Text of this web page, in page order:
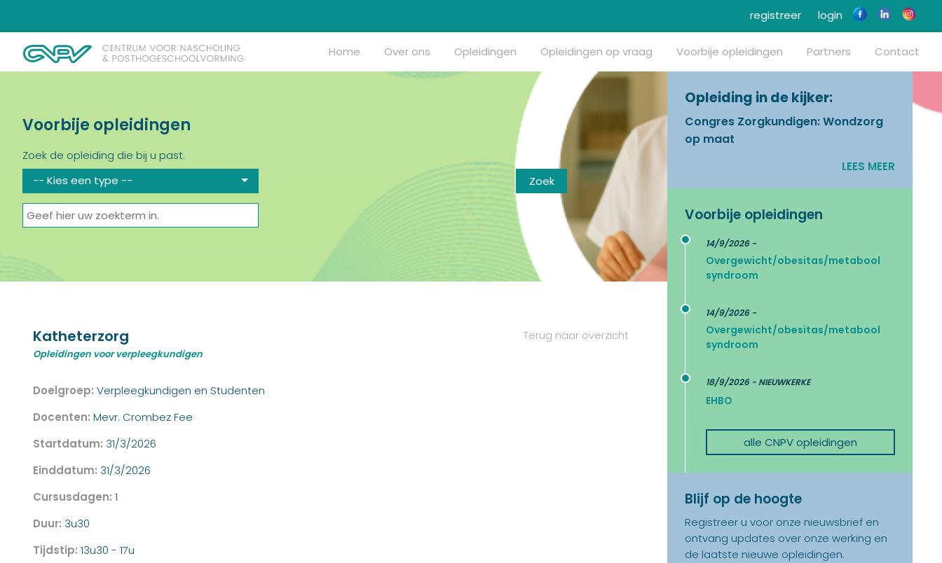
login
registreer
Home Over ons Opleidingen Opleidingen op vraag Voorbije opleidingen Partners Contact
Voorbije opleidingen
Zoek de opleiding die bij u past.
-- Kies een type --
Opleiding in de kijker:
Congres Zorgkundigen: Wondzorg
op maat
LEES MEER
Voorbije opleidingen
14/9/2026 -
Overgewicht/obesitas/metabool
syndroom
14/9/2026 -
Overgewicht/obesitas/metabool
syndroom
18/9/2026 - NIEUWKERKE
EHBO
alle CNPV opleidingen
Blijf op de hoogte
Registreer u voor onze nieuwsbrief en
ontvang updates over onze werking en
de laatste nieuwe opleidingen.
Terug naar overzicht
Katheterzorg
Opleidingen voor verpleegkundigen
Doelgroep: Verpleegkundigen en Studenten
Docenten: Mevr. Crombez Fee
Startdatum: 31/3/2026
Einddatum: 31/3/2026
Cursusdagen: 1
Duur: 3u30
Tijdstip: 13u30 - 17u